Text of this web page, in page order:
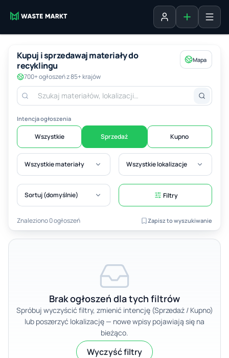
Zaloguj sięDodaj
Kupuj i sprzedawaj materiały do
recyklingu
700+ ogłoszeń z 85+ krajów
Mapa
Intencja ogłoszenia
Wszystkie Sprzedaż Kupno
Wszystkie materiały Wszystkie lokalizacje
Sortuj (domyślnie) Filtry
Znaleziono 0 ogłoszeń Zapisz to wyszukiwanie
Brak ogłoszeń dla tych filtrów
Spróbuj wyczyścić filtry, zmienić intencję (Sprzedaż / Kupno)
lub poszerzyć lokalizację — nowe wpisy pojawiają się na
bieżąco.
Wyczyść filtry